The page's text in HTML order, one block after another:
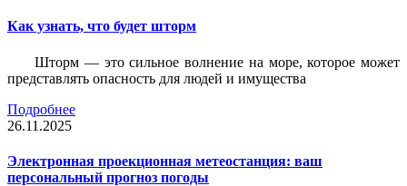
Как узнать, что будет шторм
Шторм — это сильное волнение на море, которое может
представлять опасность для людей и имущества
Подробнее
26.11.2025
Электронная проекционная метеостанция: ваш
персональный прогноз погоды